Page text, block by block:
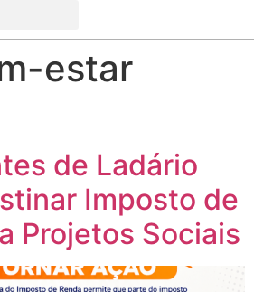
estar
de Ladário
Imposto de
Projetos Sociais